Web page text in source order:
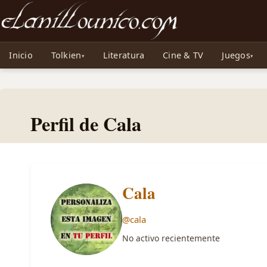
Noticias sobre Tolkien: El Señor de los Anillos, Los Anillos de Poder, La Caza de
Inicio Tolkien Literatura Cine & TV Juegos
Perfil de Cala
Cala
@cala
No activo recientemente